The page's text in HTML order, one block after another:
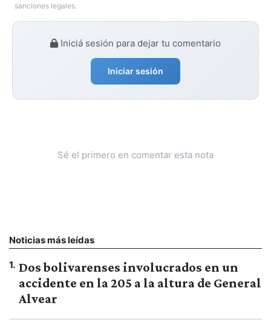
sanciones legales.
Iniciá sesión para dejar tu comentario
Iniciar sesión
Sé el primero en comentar esta nota
Noticias más leídas
1. Dos bolivarenses involucrados en un
accidente en la 205 a la altura de General
Alvear